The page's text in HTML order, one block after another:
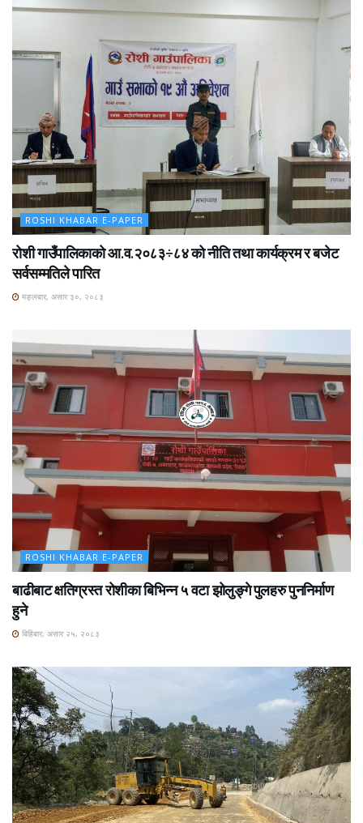
ROSHI KHABAR E-PAPER
रोशी गाउँपालिकाको आ.व.२०८३÷८४ को नीति तथा कार्यक्रम र बजेट
सर्वसम्मतिले पारित
मङ्लबार, असार ३०, २०८३
ROSHI KHABAR E-PAPER
बाढीबाट क्षतिग्रस्त रोशीका बिभिन्न ५ वटा झोलुङ्गे पुलहरु पुननिर्माण
हुने
बिहिबार, असार २५, २०८३